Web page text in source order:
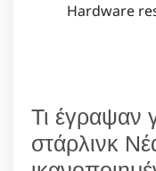
Hardware
Τι έγραψαν
στάρλινκ